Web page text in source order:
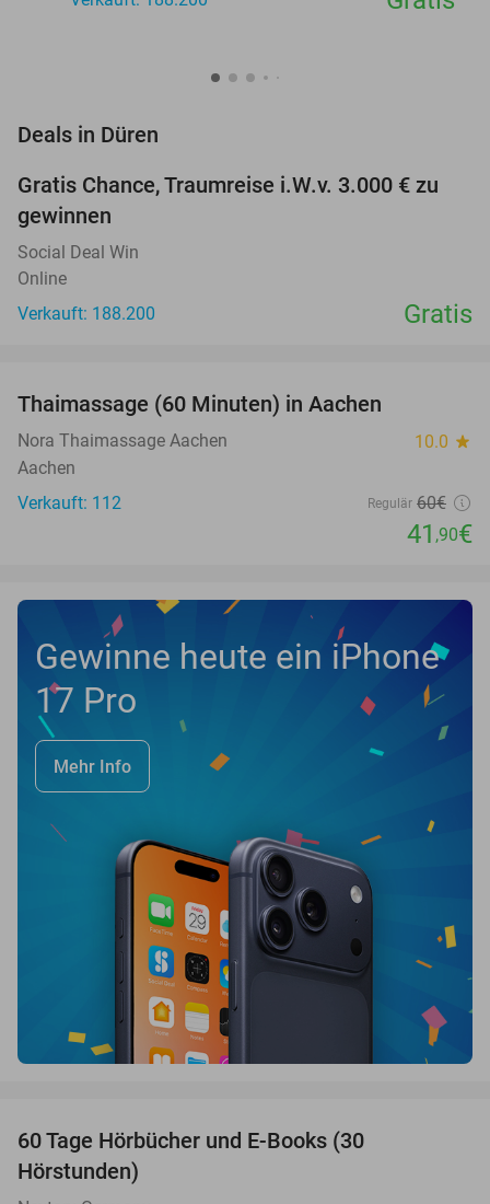
Deals in Düren
Gratis Chance, Traumreise i.W.v. 3.000 € zu
gewinnen
Social Deal Win
Online
Verkauft: 188.200
Gratis
Thaimassage (60 Minuten) in Aachen
Nora Thaimassage Aachen 10.0 star
Aachen
Verkauft: 112
Regulär 60€
41 ,90€
Gewinne heute ein iPhone
17 Pro
Mehr Info
60 Tage Hörbücher und E-Books (30
Hörstunden)